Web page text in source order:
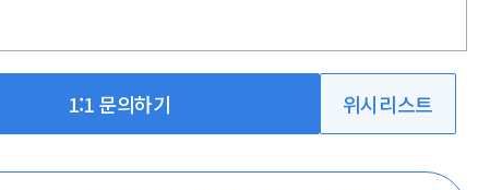
1:1 문의하기 위시리스트